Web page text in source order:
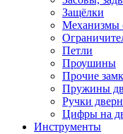
Защёлки
Механизмы
Петли
Проушины
Прочие
Пружины
Ручки
Цифры на
Инструменты